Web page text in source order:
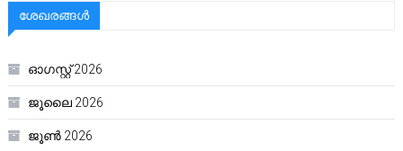
ശേഖരങ്ങൾ
ഓഗസ്റ്റ്‌ 2026
ജൂലൈ 2026
ജൂൺ 2026